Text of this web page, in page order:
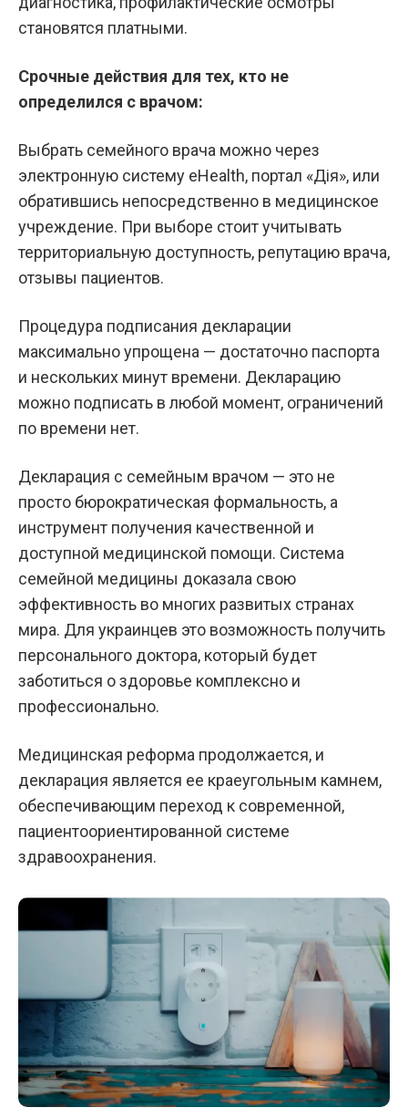
становятся платными.
Срочные действия для тех, кто не
определился с врачом:
Выбрать семейного врача можно через
электронную систему eHealth, портал «Дія», или
обратившись непосредственно в медицинское
учреждение. При выборе стоит учитывать
территориальную доступность, репутацию врача,
отзывы пациентов.
Процедура подписания декларации
максимально упрощена — достаточно паспорта
и нескольких минут времени. Декларацию
можно подписать в любой момент, ограничений
по времени нет.
Декларация с семейным врачом — это не
просто бюрократическая формальность, а
инструмент получения качественной и
доступной медицинской помощи. Система
семейной медицины доказала свою
эффективность во многих развитых странах
мира. Для украинцев это возможность получить
персонального доктора, который будет
заботиться о здоровье комплексно и
профессионально.
Медицинская реформа продолжается, и
декларация является ее краеугольным камнем,
обеспечивающим переход к современной,
пациентоориентированной системе
здравоохранения.